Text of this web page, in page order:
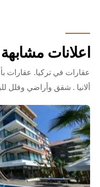
اعلانات مشابهة
عقارات في تركيا. عقارات
ألانيا . شقق وأراضي وفلل